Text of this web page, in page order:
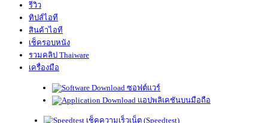
รีวิว
ทิปส์ไอที
สินค้าไอที
เช็ครอบหนัง
รวมคลิป Thaiware
เครื่องมือ
ซอฟต์แวร์
แอปพลิเคชันบนมือถือ
เช็คความเร็วเน็ต (Speedtest)